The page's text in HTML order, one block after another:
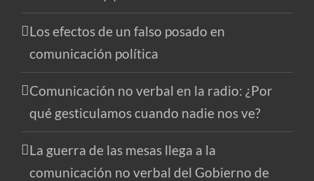
Los efectos de un falso posado en
comunicación política
Comunicación no verbal en la radio: ¿Por
qué gesticulamos cuando nadie nos ve?
La guerra de las mesas llega a la
comunicación no verbal del Gobierno de